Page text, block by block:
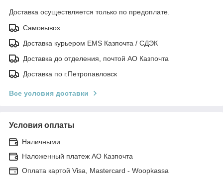
Доставка осуществляется только по предоплате.
Самовывоз
Доставка курьером EMS Казпочта / СДЭК
Доставка до отделения, почтой АО Казпочта
Доставка по г.Петропавловск
Все условия доставки
Условия оплаты
Наличными
Наложенный платеж АО Казпочта
Оплата картой Visa, Mastercard - Woopkassa